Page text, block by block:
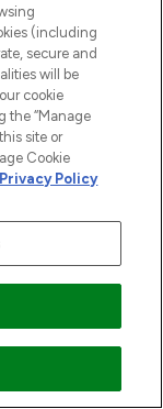
(including
secure and
will be
cookie
the “Manage
site or
Cookie
Privacy Policy